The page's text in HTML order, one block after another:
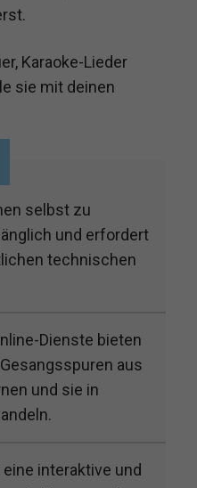
Karaoke-Lieder
sie mit deinen
selbst zu
und erfordert
technischen
Dienste bieten
aus
und sie in
interaktive und